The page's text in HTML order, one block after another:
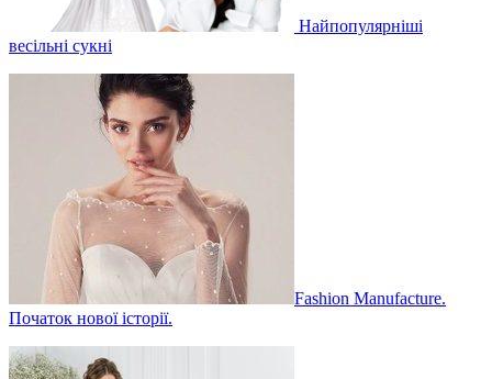
Найпопулярніші
весільні сукні
Fashion Manufacture.
Початок нової історії.